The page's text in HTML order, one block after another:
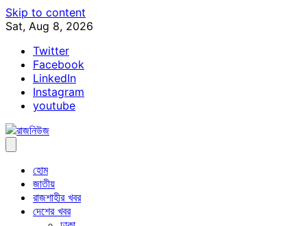
Skip to content
Sat, Aug 8, 2026
Twitter
Facebook
LinkedIn
Instagram
youtube
হোম
জাতীয়
রাজশাহীর খবর
দেশের খবর